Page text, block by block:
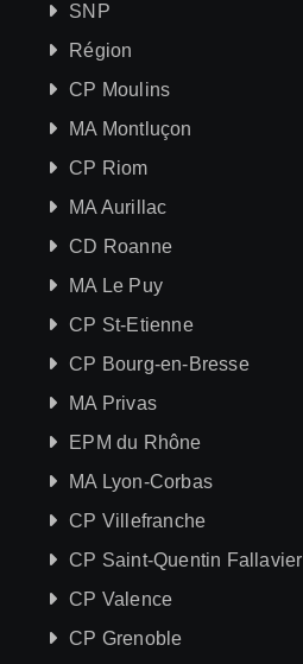
SNP
Région
CP Moulins
MA Montluçon
CP Riom
MA Aurillac
CD Roanne
MA Le Puy
CP St-Etienne
CP Bourg-en-Bresse
MA Privas
EPM du Rhône
MA Lyon-Corbas
CP Villefranche
CP Saint-Quentin Fallavier
CP Valence
CP Grenoble